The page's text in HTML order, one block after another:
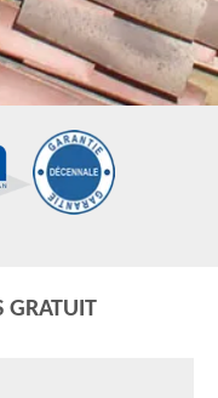
GRATUIT